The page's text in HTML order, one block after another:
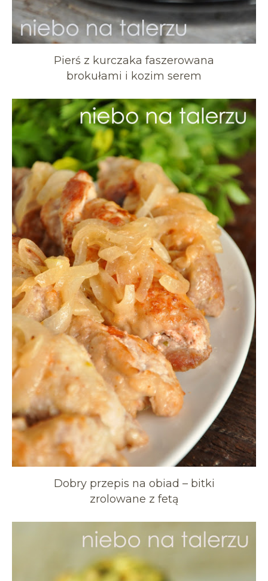
Pierś z kurczaka faszerowana
brokułami i kozim serem
Dobry przepis na obiad – bitki
zrolowane z fetą